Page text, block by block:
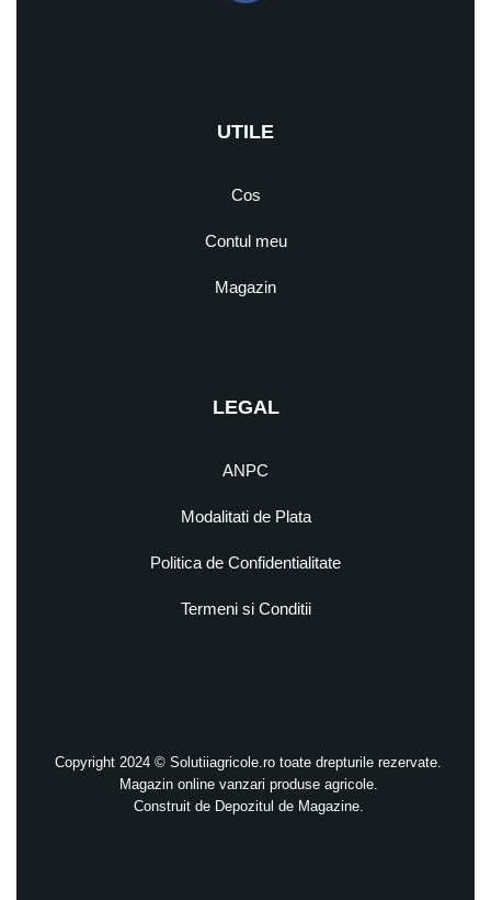
UTILE
Cos
Contul meu
Magazin
LEGAL
ANPC
Modalitati de Plata
Politica de Confidentialitate
Termeni si Conditii
Copyright 2024 © Solutiiagricole.ro toate drepturile rezervate.
Magazin online vanzari produse agricole.
Construit de Depozitul de Magazine.